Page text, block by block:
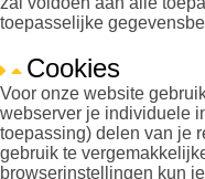
toepasselijke
Cookies
Voor onze website
webserver je individuele
toepassing) delen van je
gebruik te
browserinstellingen kun